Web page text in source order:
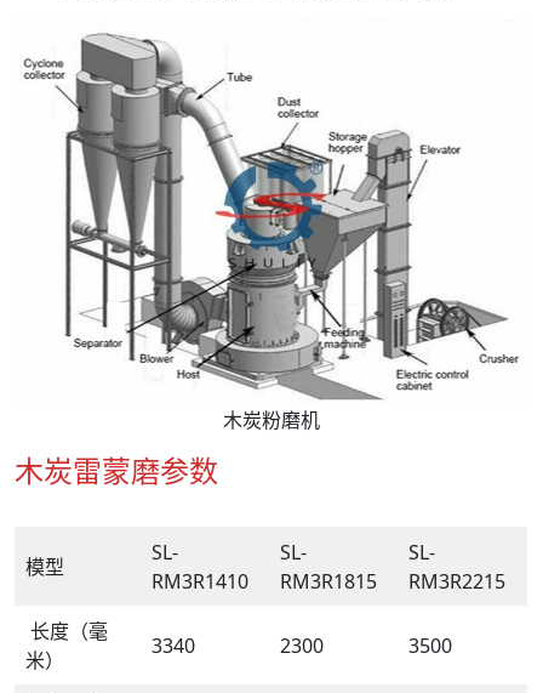
木炭粉磨机
木炭雷蒙磨参数
模型
SL-
RM3R1410
SL-
RM3R1815
SL-
RM3R2215
长度（毫
米）
3340 2300 3500